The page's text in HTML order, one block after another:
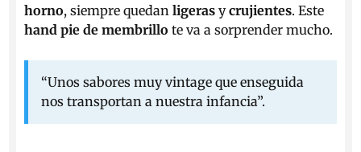
horno, siempre quedanligerasycrujientes. Este
hand pie de membrillo te va a sorprender mucho.
“Unos sabores muy vintage que enseguida
nos transportan a nuestra infancia”.